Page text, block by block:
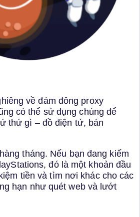
về đám đông proxy
có thể sử dụng chúng để
thứ gì – đồ điện tử, bán
tháng. Nếu bạn đang kiếm
đó là một khoản đầu
tiền và tìm nơi khác cho các
hạn như quét web và lướt